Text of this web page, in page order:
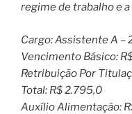
regime de trabalho e
Cargo: Assistente A –
Vencimento Básico:
Retribuição Por
Total: R$ 2.795,0
Auxílio Alimentação: